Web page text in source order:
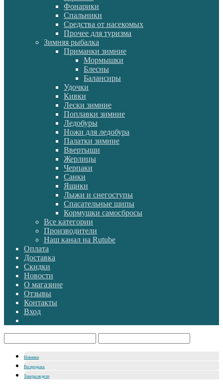
Фонарики
Спальники
Средства от насекомых
Прочее для туризма
Зимняя рыбалка
Приманки зимние
Мормышки
Блесны
Балансиры
Удочки
Кивки
Лески зимние
Поплавки зимние
Ледобуры
Ножи для ледобура
Палатки зимние
Ввертыши
Жерлицы
Черпаки
Санки
Ящики
Лыжи и снегоступы
Спасательные шипы
Кормушки самосбросы
Все категории
Производители
Наш канал на Rutube
Оплата
Доставка
Скидки
Новости
О магазине
Отзывы
Контакты
Вход
Новинки
Распродажа
Товары недели